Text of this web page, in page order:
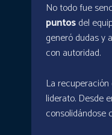
No todo fue
puntosdel
generó dudas y
con autoridad.
La
liderato. Desde
consolidándose